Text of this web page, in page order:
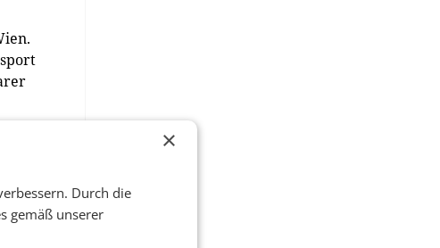
×
Durch die
gemäß unserer